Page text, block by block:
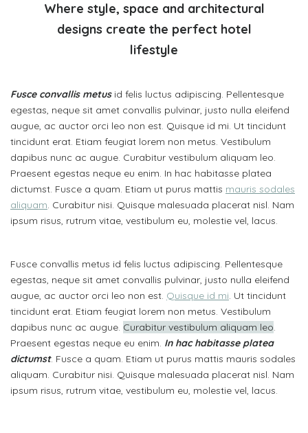
Where style, space and architectural
designs create the perfect hotel
lifestyle
Fusce convallis metusid felis luctus adipiscing. Pellentesque
egestas, neque sit amet convallis pulvinar, justo nulla eleifend
augue, ac auctor orci leo non est. Quisque id mi. Ut tincidunt
tincidunt erat. Etiam feugiat lorem non metus. Vestibulum
dapibus nunc ac augue. Curabitur vestibulum aliquam leo.
Praesent egestas neque eu enim. In hac habitasse platea
dictumst. Fusce a quam. Etiam ut purus mattis mauris sodales
aliquam. Curabitur nisi. Quisque malesuada placerat nisl. Nam
ipsum risus, rutrum vitae, vestibulum eu, molestie vel, lacus.
Fusce convallis metus id felis luctus adipiscing. Pellentesque
egestas, neque sit amet convallis pulvinar, justo nulla eleifend
augue, ac auctor orci leo non est. Quisque id mi. Ut tincidunt
tincidunt erat. Etiam feugiat lorem non metus. Vestibulum
dapibus nunc ac augue. Curabitur vestibulum aliquam leo.
Praesent egestas neque eu enim. In hac habitasse platea
dictumst. Fusce a quam. Etiam ut purus mattis mauris sodales
aliquam. Curabitur nisi. Quisque malesuada placerat nisl. Nam
ipsum risus, rutrum vitae, vestibulum eu, molestie vel, lacus.